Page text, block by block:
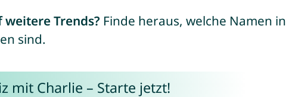
Trends? Finde heraus, welche Namen in
sind.
mit Charlie – Starte jetzt!